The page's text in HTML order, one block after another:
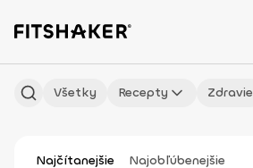
Všetky Recepty Zdravie
Najčítanejšie Najobľúbenejšie